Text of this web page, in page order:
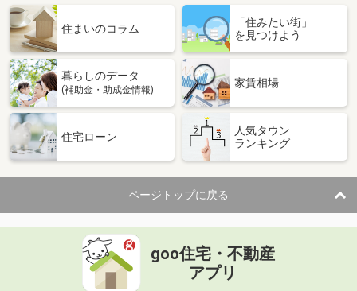
価 格
4.80万円
福島県いわき市常磐関船町３
専有面積 28.02m²
間取り
福島県郡山市安積町日出山１丁目
住 所
福島県郡山市安積町日出山１丁目
専有面積 72.92m²
間取り
2LDK
福島県福島市西中央４丁目
価 格
住 所
福島県福島市西中央４丁目
住まいのコラム
「住みたい街」
を見つけよう
暮らしのデータ
(補助金・助成金情報)
家賃相場
住宅ローン
人気タウン
ランキング
ページトップに戻る
goo住宅・不動産
アプリ